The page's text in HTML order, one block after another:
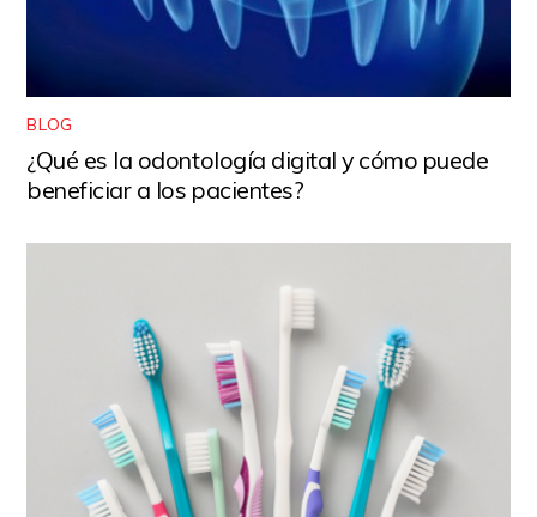
BLOG
¿Qué es la odontología digital y cómo puede
beneficiar a los pacientes?